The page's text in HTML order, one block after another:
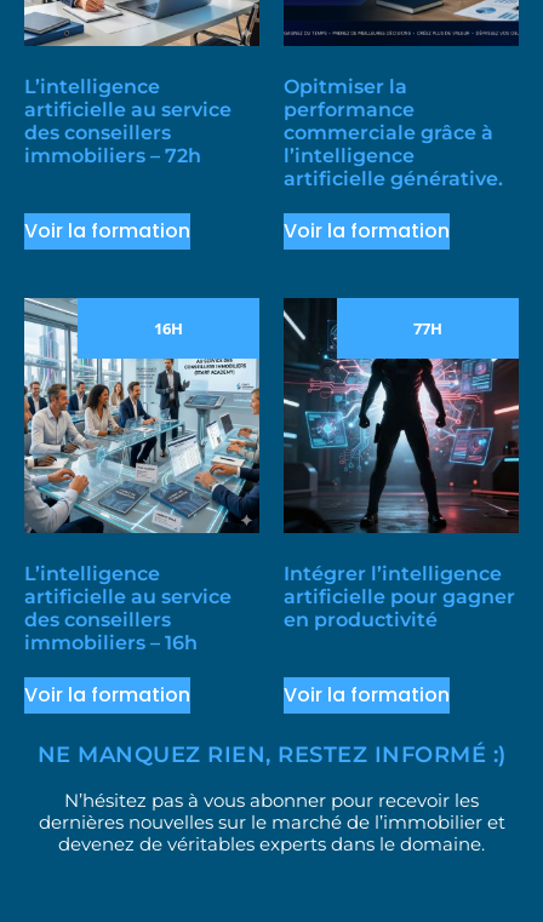
L’intelligence
artificielle au service
des conseillers
immobiliers – 72h
Voir la formation
Opitmiser la
performance
commerciale grâce à
l’intelligence
artificielle générative.
Voir la formation
16H
L’intelligence
artificielle au service
des conseillers
immobiliers – 16h
Voir la formation
77H
Intégrer l’intelligence
artificielle pour gagner
en productivité
Voir la formation
NE MANQUEZ RIEN, RESTEZ INFORMÉ :)
N’hésitez pas à vous abonner pour recevoir les
dernières nouvelles sur le marché de l’immobilier et
devenez de véritables experts dans le domaine.